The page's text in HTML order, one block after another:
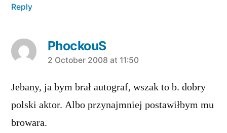
Reply
PhockouS
says:
2 October 2008 at 11:50
Jebany, ja bym brał autograf, wszak to b. dobry
polski aktor. Albo przynajmniej postawiłbym mu
browara.